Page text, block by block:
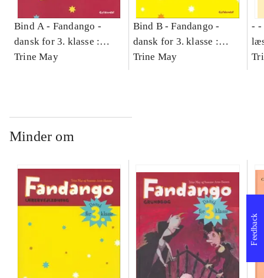
Bind A - Fandango -
dansk for 3. klasse :
grundbog -- Arbejdsbog.
Trine May
Bind B -Fandango -
dansk for 3. klasse :
grundbog -- Arbejdsbog.
Trine May
- -
-
Minder om
Feedback